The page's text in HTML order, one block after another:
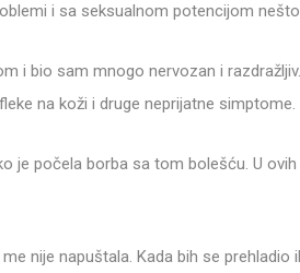
i sa seksualnom potencijom
i bio sam mnogo nervozan i
na koži i druge neprijatne simptome.
je počela borba sa tom bolešću. U
nije napuštala. Kada bih se prehladio